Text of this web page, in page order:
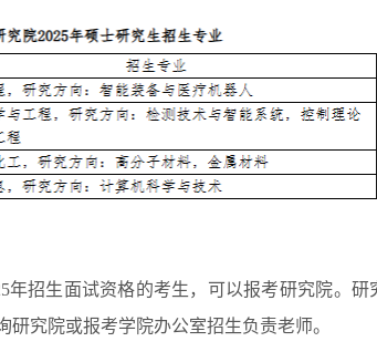
年招生面试资格的考生，可以报考研究院。
究院或报考学院办公室招生负责老师。